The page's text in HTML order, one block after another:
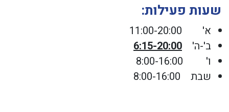
שעות פעילות:
א' 11:00-20:00
ב'-ה' 6:15-20:00
ו' 8:00-16:00
שבת 8:00-16:00